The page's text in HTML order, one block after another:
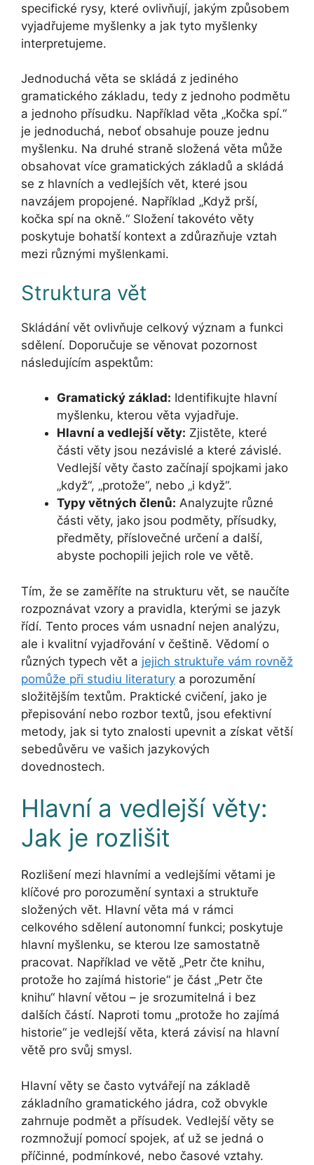
specifické rysy, které ovlivňují, jakým způsobem
vyjadřujeme myšlenky a jak tyto myšlenky
interpretujeme.
Jednoduchá věta se skládá z jediného
gramatického základu, tedy z jednoho podmětu
a jednoho přísudku. Například věta „Kočka spí.“
je jednoduchá, neboť obsahuje pouze jednu
myšlenku. Na druhé straně složená věta může
obsahovat více gramatických základů a skládá
se z hlavních a vedlejších vět, které jsou
navzájem propojené. Například „Když prší,
kočka spí na okně.“ Složení takovéto věty
poskytuje bohatší kontext a zdůrazňuje vztah
mezi různými myšlenkami.
Struktura vět
Skládání vět ovlivňuje celkový význam a funkci
sdělení. Doporučuje se věnovat pozornost
následujícím aspektům:
Gramatický základ: Identifikujte hlavní
myšlenku, kterou věta vyjadřuje.
Hlavní a vedlejší věty: Zjistěte, které
části věty jsou nezávislé a které závislé.
Vedlejší věty často začínají spojkami jako
„když“, „protože“, nebo „i když“.
Typy větných členů: Analyzujte různé
části věty, jako jsou podměty, přísudky,
předměty, příslovečné určení a další,
abyste pochopili jejich role ve větě.
Tím, že se zaměříte na strukturu vět, se naučíte
rozpoznávat vzory a pravidla, kterými se jazyk
řídí. Tento proces vám usnadní nejen analýzu,
ale i kvalitní vyjadřování v češtině. Vědomí o
různých typech vět a jejich struktuře vám rovněž
pomůže při studiu literatury a porozumění
složitějším textům. Praktické cvičení, jako je
přepisování nebo rozbor textů, jsou efektivní
metody, jak si tyto znalosti upevnit a získat větší
sebedůvěru ve vašich jazykových
dovednostech.
Hlavní a vedlejší věty:
Jak je rozlišit
Rozlišení mezi hlavními a vedlejšími větami je
klíčové pro porozumění syntaxi a struktuře
složených vět. Hlavní věta má v rámci
celkového sdělení autonomní funkci; poskytuje
hlavní myšlenku, se kterou lze samostatně
pracovat. Například ve větě „Petr čte knihu,
protože ho zajímá historie“ je část „Petr čte
knihu“ hlavní větou – je srozumitelná i bez
dalších částí. Naproti tomu „protože ho zajímá
historie“ je vedlejší věta, která závisí na hlavní
větě pro svůj smysl.
Hlavní věty se často vytvářejí na základě
základního gramatického jádra, což obvykle
zahrnuje podmět a přísudek. Vedlejší věty se
rozmnožují pomocí spojek, ať už se jedná o
příčinné, podmínkové, nebo časové vztahy.